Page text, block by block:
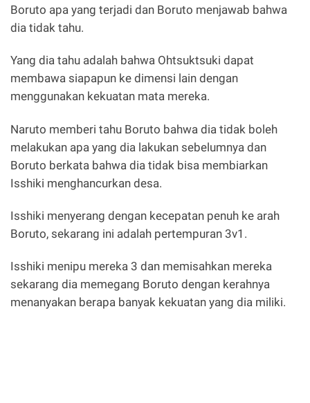
Boruto apa yang terjadi dan Boruto menjawab bahwa
dia tidak tahu.
Yang dia tahu adalah bahwa Ohtsuktsuki dapat
membawa siapapun ke dimensi lain dengan
menggunakan kekuatan mata mereka.
Naruto memberi tahu Boruto bahwa dia tidak boleh
melakukan apa yang dia lakukan sebelumnya dan
Boruto berkata bahwa dia tidak bisa membiarkan
Isshiki menghancurkan desa.
Isshiki menyerang dengan kecepatan penuh ke arah
Boruto, sekarang ini adalah pertempuran 3v1.
Isshiki menipu mereka 3 dan memisahkan mereka
sekarang dia memegang Boruto dengan kerahnya
menanyakan berapa banyak kekuatan yang dia miliki.